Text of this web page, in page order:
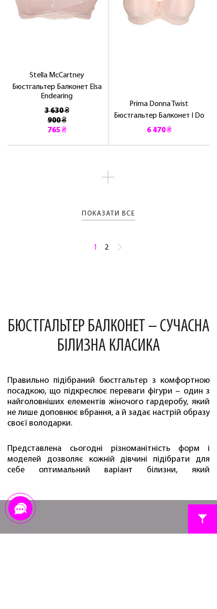
Stella McCartney
Бюстгальтер Балконет Elsa
Endearing
3 630 ₴
900 ₴
765 ₴
Prima Donna Twist
Бюстгальтер Балконет I Do
6 470 ₴
ПОКАЗАТИ ВСЕ
1 2
БЮСТГАЛЬТЕР БАЛКОНЕТ – СУЧАСНА
БІЛИЗНА КЛАСИКА
Правильно підібраний бюстгальтер з комфортною
посадкою, що підкреслює переваги фігури – один з
найголовніших елементів жіночого гардеробу, який
не лише доповнює вбрання, а й задає настрій образу
своєї володарки.
Представлена ​​сьогодні різноманітність форм і
моделей дозволяє кожній дівчині підібрати для
себе оптимальний варіант білизни, який
Бюстгальтер балконет, варіації якого називають
корбей або анжеліка, - одна з найбільш